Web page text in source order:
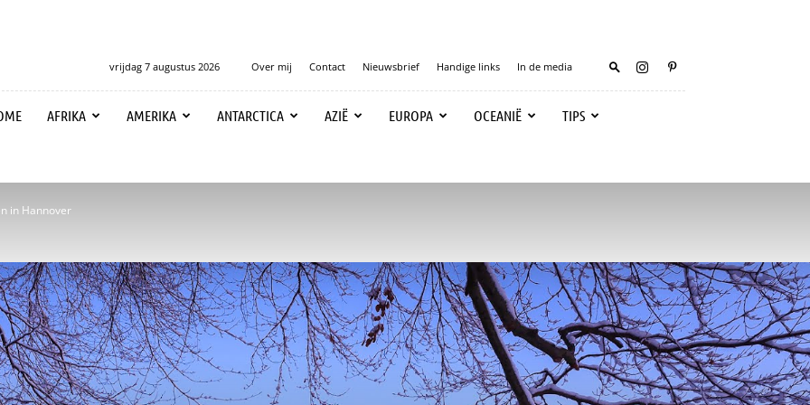
vrijdag 7 augustus 2026 Over mij Contact Nieuwsbrief Handige links In de media
AFRIKA AMERIKA ANTARCTICA AZIË EUROPA OCEANIË TIPS
in Hannover